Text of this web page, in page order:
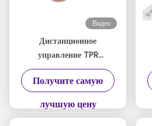
Видео
Дистанционное
управление TPR
вибрирующий
сосающий задницу
автоматический
Получите самую
лучшую цену